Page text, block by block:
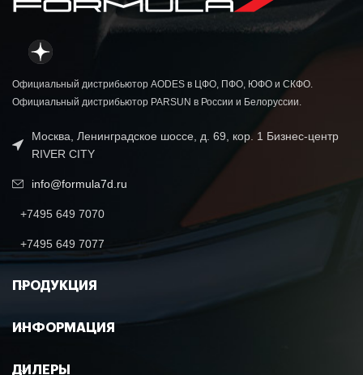
Официальный дистрибьютор AODES в ЦФО, ПФО, ЮФО и СКФО.
Официальный дистрибьютор PARSUN в России и Белоруссии.
Москва, Ленинградское шоссе, д. 69, кор. 1 Бизнес-центр
RIVER CITY
info@formula7d.ru
+7495 649 7070
+7495 649 7077
ПРОДУКЦИЯ
ИНФОРМАЦИЯ
ДИЛЕРЫ